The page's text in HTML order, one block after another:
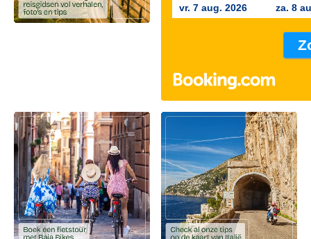
vr. 7 aug. 2026 za. 8